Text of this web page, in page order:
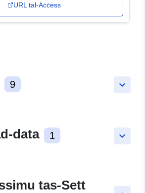
URL tal-Aċċess
keyboard_arrow_down
9
keyboard_arrow_down
data 1
tas-Sett